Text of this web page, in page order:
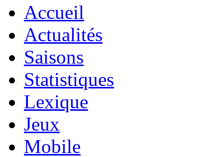
Accueil
Actualités
Saisons
Statistiques
Lexique
Jeux
Mobile